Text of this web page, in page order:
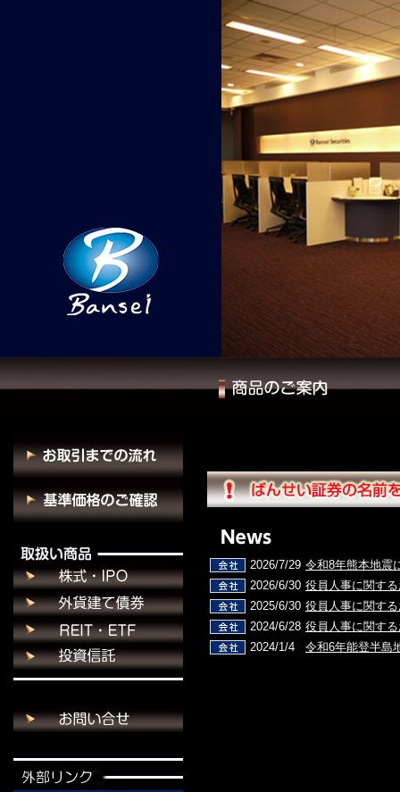
2026/7/29 令和8年熊本地震
2026/6/30 役員人事に関す
2025/6/30 役員人事に関す
2024/6/28 役員人事に関す
2024/1/4
令和6年能登半島